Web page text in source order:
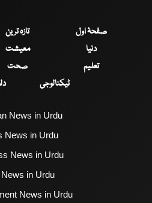
صفحۂ اول تازہ ترین
دنیا
معیشت
تعلیم
صحت
ٹیکنالوجی
News in Urdu
News in Urdu
News in Urdu
News in Urdu
News in Urdu